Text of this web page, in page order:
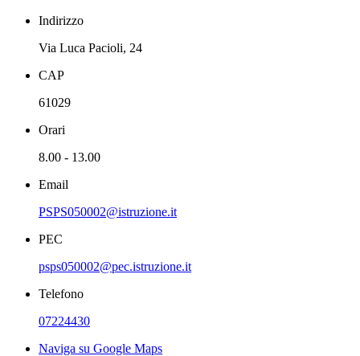
Indirizzo
Via Luca Pacioli, 24
CAP
61029
Orari
8.00 - 13.00
Email
PSPS050002@istruzione.it
PEC
psps050002@pec.istruzione.it
Telefono
07224430
Naviga su Google Maps